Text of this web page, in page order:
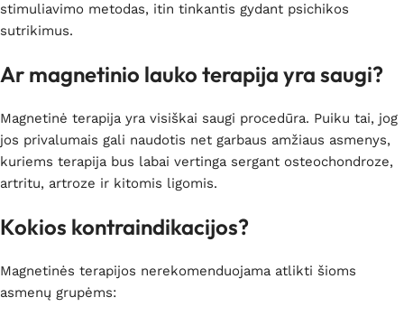
stimuliavimo metodas, itin tinkantis gydant psichikos
sutrikimus.
Ar magnetinio lauko terapija yra saugi?
Magnetinė terapija yra visiškai saugi procedūra. Puiku tai, jog
jos privalumais gali naudotis net garbaus amžiaus asmenys,
kuriems terapija bus labai vertinga sergant osteochondroze,
artritu, artroze ir kitomis ligomis.
Kokios kontraindikacijos?
Magnetinės terapijos nerekomenduojama atlikti šioms
asmenų grupėms: